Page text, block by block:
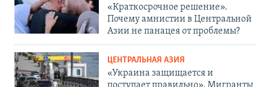
«Краткосрочное решение».
Почему амнистии в Центральной
Азии не панацея от проблемы?
ЦЕНТРАЛЬНАЯ АЗИЯ
«Украина защищается и